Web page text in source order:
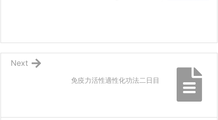
免疫力活性適性化功法二日目
Next